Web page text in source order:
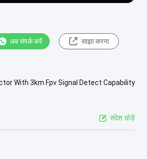
अब संपर्क करें साझा करना
Detector With 3km Fpv Signal Detect Capability
संदेश छोड़ें